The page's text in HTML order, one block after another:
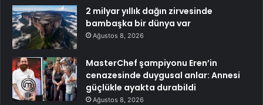
2 milyar yıllık dağın zirvesinde
bambaşka bir dünya var
Ağustos 8, 2026
MasterChef şampiyonu Eren’in
cenazesinde duygusal anlar: Annesi
güçlükle ayakta durabildi
Ağustos 8, 2026